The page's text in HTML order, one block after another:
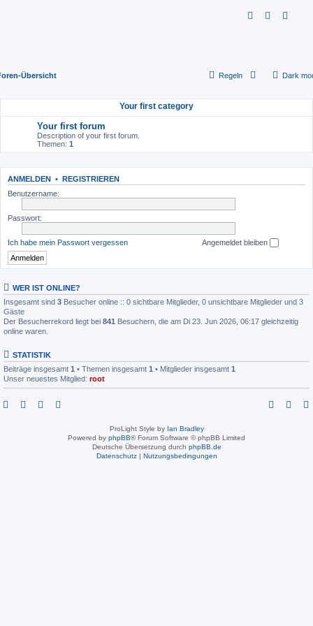
Dark
Regeln
Übersicht
Your first category
Your first forum
Description of your first forum.
Themen: 1
ANMELDEN •
REGISTRIEREN
Benutzername:
Passwort:
Ich habe mein Passwort vergessen Angemeldet bleiben
WER IST ONLINE?
Insgesamt sind 3 Besucher online :: 0 sichtbare Mitglieder, 0 unsichtbare Mitglieder und 3
Gäste
Der Besucherrekord liegt bei 841 Besuchern, die am Di 23. Jun 2026, 06:17 gleichzeitig
online waren.
STATISTIK
Beiträge insgesamt 1 • Themen insgesamt 1 • Mitglieder insgesamt 1
Unser neuestes Mitglied: root
ProLight Style by Ian Bradley
Powered by phpBB® Forum Software © phpBB Limited
Deutsche Übersetzung durch phpBB.de
Datenschutz| Nutzungsbedingungen